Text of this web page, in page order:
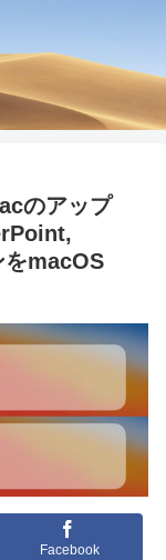
のアップ
macOS
Facebook